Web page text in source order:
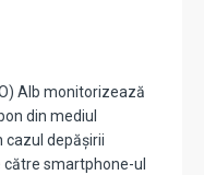
Alb monitorizează
din mediul
cazul depășirii
smartphone-ul